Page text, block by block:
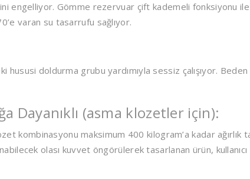
engelliyor. Gömme rezervuar çift kademeli fonksiyonu
varan su tasarrufu sağlıyor.
hususi doldurma grubu yardımıyla sessiz çalışıyor.
Dayanıklı (asma klozetler için):
kombinasyonu maksimum 400 kilogram’a kadar ağırlık
olası kuvvet öngörülerek tasarlanan ürün, kullanıcı